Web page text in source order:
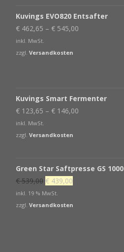
Kuvings EVO820 Entsafter
€ 462,65 – € 545,00
inkl. MwSt.
zzgl. Versandkosten
Kuvings Smart Fermenter
€ 123,65 – € 146,00
inkl. MwSt.
zzgl. Versandkosten
Green Star Saftpresse GS 1000
€539,00 Ursprünglicher
Preis
war:
€ 439,00
ist:
inkl. 19 % MwSt.
zzgl. Versandkosten